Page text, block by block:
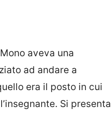
aveva una
ad andare a
era il posto in cui
Si presenta